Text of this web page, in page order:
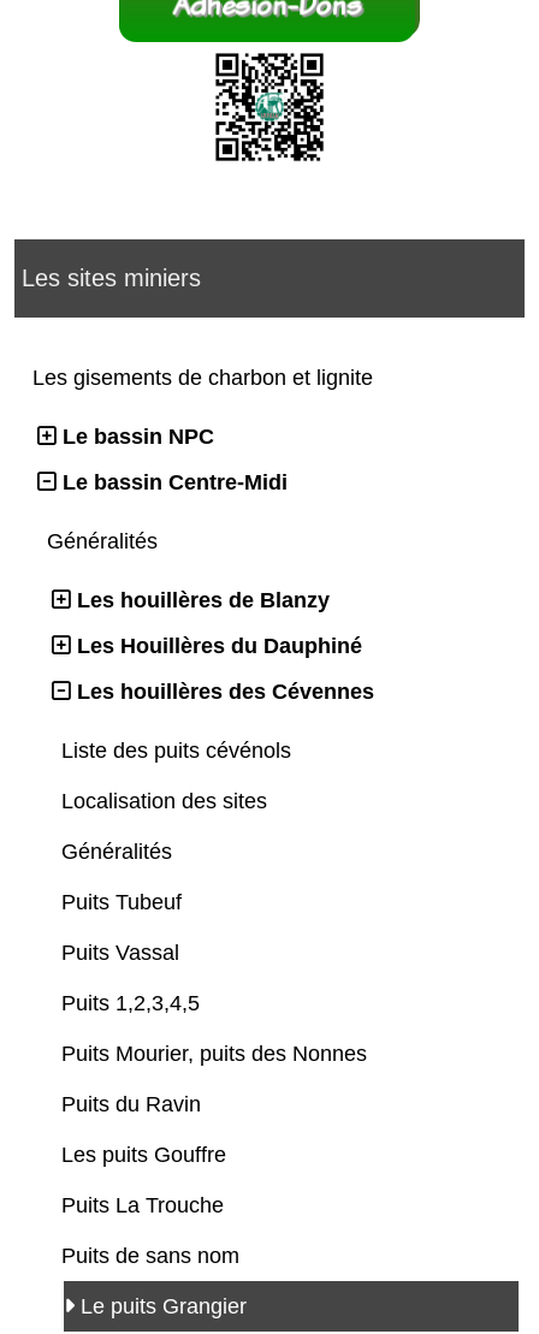
Les sites miniers
Les gisements de charbon et lignite
Le bassin NPC
Le bassin Centre-Midi
Généralités
Les houillères de Blanzy
Les Houillères du Dauphiné
Les houillères des Cévennes
Liste des puits cévénols
Localisation des sites
Généralités
Puits Tubeuf
Puits Vassal
Puits 1,2,3,4,5
Puits Mourier, puits des Nonnes
Puits du Ravin
Les puits Gouffre
Puits La Trouche
Puits de sans nom
Le puits Grangier